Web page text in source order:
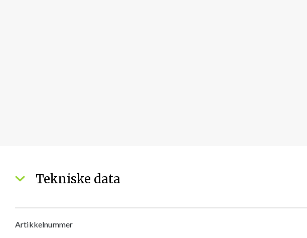
Tekniske data
Artikkelnummer